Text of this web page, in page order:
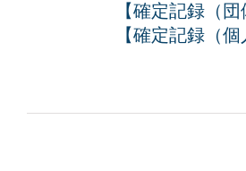
【確定記録
【確定記録 （